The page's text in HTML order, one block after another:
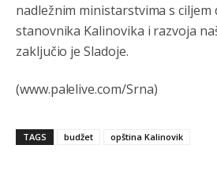
nadležnim ministarstvima s
stanovnika Kalinovika i razvoja
zaključio je Sladoje.
(www.palelive.com/Srna)
TAGS budžet opština Kalinovik
11:21
Kosovo je država a manji BH entitet
arapa po Palama i Jahorini,ostavljaju
dolaze? Kurko
БиХ није гласала да је тзв.Косово